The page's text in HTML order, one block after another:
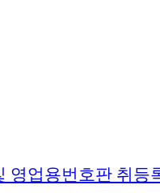
영업용번호판 취등